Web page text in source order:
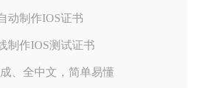
动制作IOS证书
制作IOS测试证书
、全中文，简单易懂